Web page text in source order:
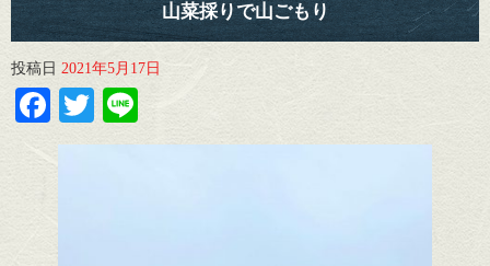
山菜採りで山ごもり
投稿日 2021年5月17日
Facebook
Twitter